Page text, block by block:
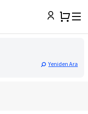
Yeniden Ara